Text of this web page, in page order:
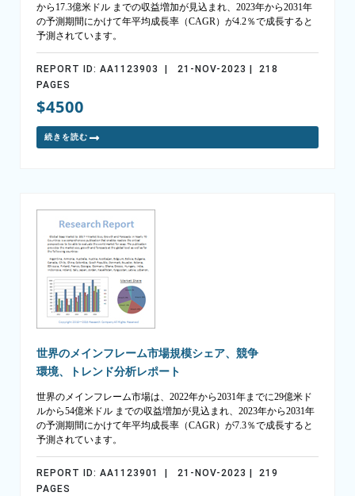
から17.3億米ドル までの収益増加が見込まれ、2023年から2031年
の予測期間にかけて年平均成長率（CAGR）が4.2％で成長すると
予測されています。
REPORT ID: AA1123903 | 21-NOV-2023 | 218
PAGES
$4500
続きを読む
世界のメインフレーム市場規模シェア、競争
環境、トレンド分析レポート
世界のメインフレーム市場は、2022年から2031年までに29億米ド
ルから54億米ドル までの収益増加が見込まれ、2023年から2031年
の予測期間にかけて年平均成長率（CAGR）が7.3％で成長すると
予測されています。
REPORT ID: AA1123901 | 21-NOV-2023 | 219
PAGES